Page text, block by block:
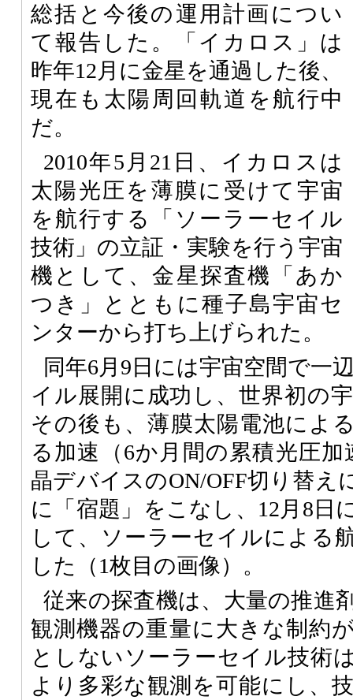
総括と今後の運用計画につい
て報告した。「イカロス」は
昨年12月に金星を通過した後、
現在も太陽周回軌道を航行中
だ。
2010年5月21日、イカロスは
太陽光圧を薄膜に受けて宇宙
を航行する「ソーラーセイル
技術」の立証・実験を行う宇宙
機として、金星探査機「あか
つき」とともに種子島宇宙セ
ンターから打ち上げられた。
同年6月9日には宇宙空間で一
イル展開に成功し、世界初の
その後も、薄膜太陽電池によ
る加速（6か月間の累積光圧加
晶デバイスのON/OFF切り替え
に「宿題」をこなし、12月8日
して、ソーラーセイルによる
した（1枚目の画像）。
従来の探査機は、大量の推進
観測機器の重量に大きな制約
としないソーラーセイル技術
より多彩な観測を可能にし、